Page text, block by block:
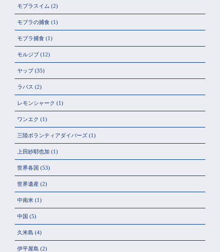
モブラスイム (2)
モブラの捕食 (1)
モブラ捕食 (1)
モルジブ (12)
ヤップ(35)
ラパス (2)
レモンシャーク (1)
ワンエク (1)
三陸ボランティアダイバーズ (1)
上田紗耶也加 (1)
世界各国 (53)
世界遺産 (2)
中南米 (1)
中国 (5)
久米島 (4)
伊平屋島 (2)